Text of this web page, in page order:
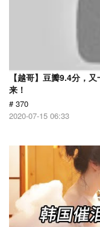
【越哥】豆瓣9.4分，
来！
# 370
2020-07-15 06:33